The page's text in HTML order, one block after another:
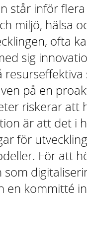
står inför
miljö, hälsa
ofta
sig
på en
riskerar att
är att det i
för
För att
en kommitté